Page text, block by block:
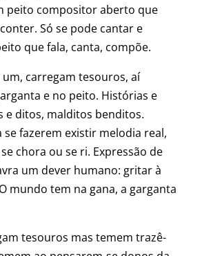
peito compositor aberto que
Só se pode cantar e
que fala, canta, compõe.
um, carregam tesouros, aí
e no peito. Histórias e
e ditos, malditos benditos.
se fazerem existir melodia real,
chora ou se ri. Expressão de
um dever humano: gritar à
mundo tem na gana, a garganta
tesouros mas temem trazê-